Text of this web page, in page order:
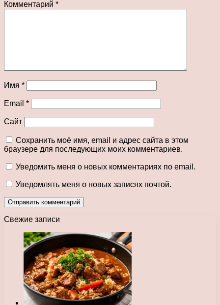
Комментарий *
Имя *
Email *
Сайт
Сохранить моё имя, email и адрес сайта в этом
браузере для последующих моих комментариев.
Уведомить меня о новых комментариях по email.
Уведомлять меня о новых записях почтой.
Свежие записи